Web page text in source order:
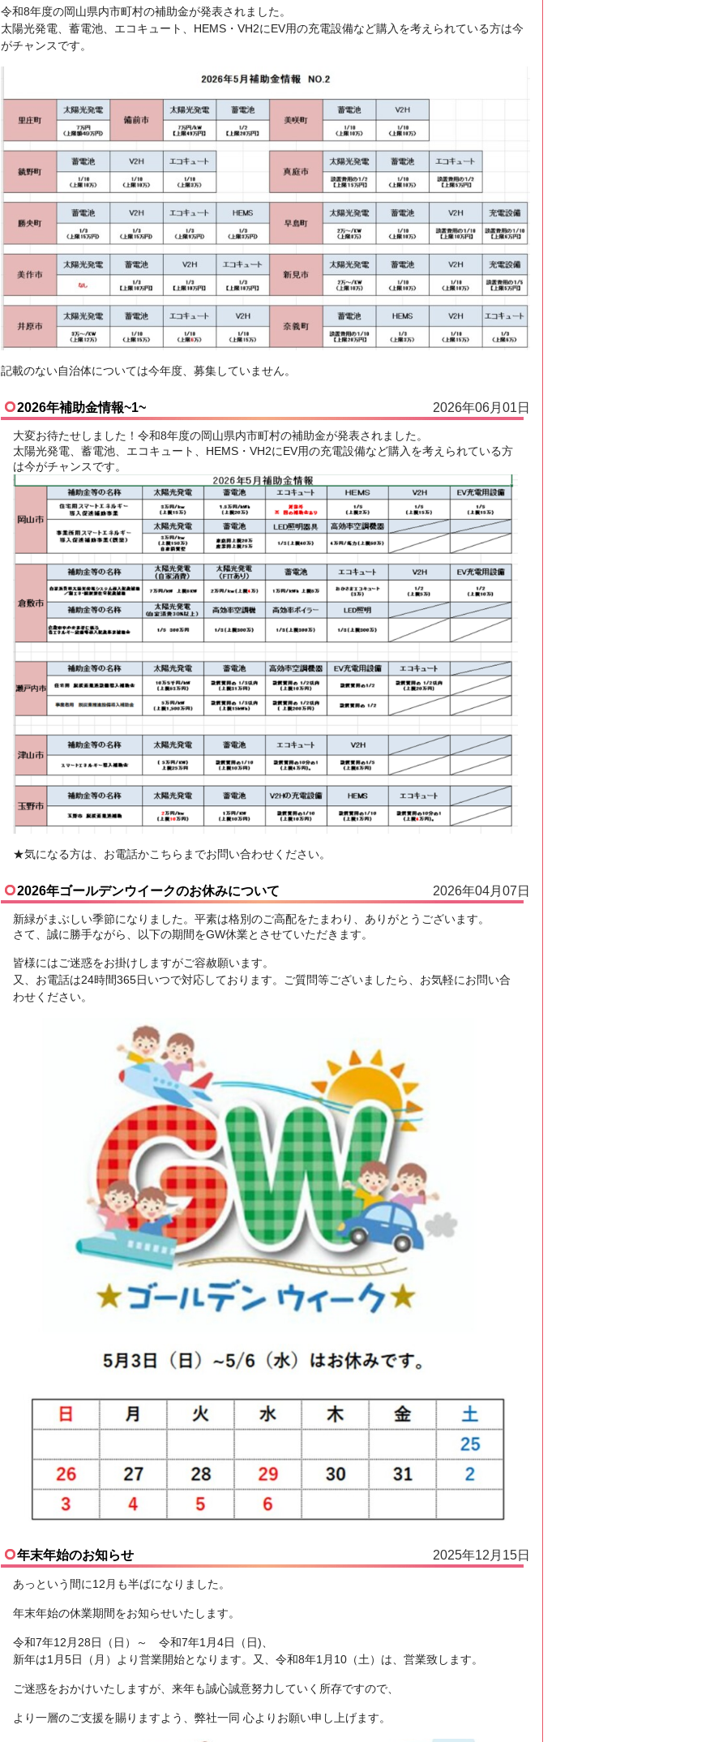
令和8年度の岡山県内市町村の補助金が発表されました。
太陽光発電、蓄電池、エコキュート、HEMS・VH2にEV用の充電設備など購入を考えられている方は今
がチャンスです。
記載のない自治体については今年度、募集していません。
2026年補助金情報~1~ 2026年06月01日
大変お待たせしました！令和8年度の岡山県内市町村の補助金が発表されました。
太陽光発電、蓄電池、エコキュート、HEMS・VH2にEV用の充電設備など購入を考えられている方
は今がチャンスです。
★気になる方は、お電話かこちらまでお問い合わせください。
2026年ゴールデンウイークのお休みについて 2026年04月07日
新緑がまぶしい季節になりました。平素は格別のご高配をたまわり、ありがとうございます。
さて、誠に勝手ながら、以下の期間をGW休業とさせていただきます。
皆様にはご迷惑をお掛けしますがご容赦願います。
又、お電話は24時間365日いつで対応しております。ご質問等ございましたら、お気軽にお問い合
わせください。
年末年始のお知らせ 2025年12月15日
あっという間に12月も半ばになりました。
年末年始の休業期間をお知らせいたします。
令和7年12月28日（日）～ 令和7年1月4日（日)、
新年は1月5日（月）より営業開始となります。又、令和8年1月10（土）は、営業致します。
ご迷惑をおかけいたしますが、来年も誠心誠意努力していく所存ですので、
より一層のご支援を賜りますよう、弊社一同 心よりお願い申し上げます。